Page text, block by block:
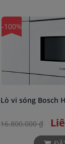
-100%
Lò vi sóng Bosch
16.800.000 ₫